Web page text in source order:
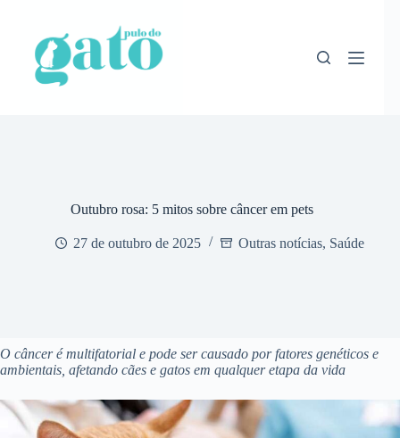
conteúdo
Outubro rosa: 5 mitos sobre câncer em pets
27 de outubro de 2025 Outras notícias, Saúde
O câncer é multifatorial e pode ser causado por fatores genéticos e
ambientais, afetando cães e gatos em qualquer etapa da vida